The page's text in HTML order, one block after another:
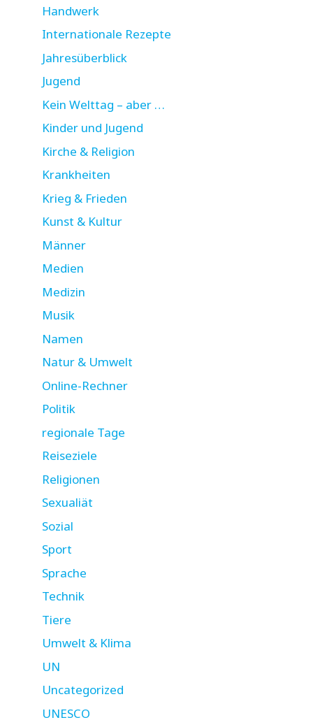
Handwerk
Internationale Rezepte
Jahresüberblick
Jugend
Kein Welttag – aber …
Kinder und Jugend
Kirche & Religion
Krankheiten
Krieg & Frieden
Kunst & Kultur
Männer
Medien
Medizin
Musik
Namen
Natur & Umwelt
Online-Rechner
Politik
regionale Tage
Reiseziele
Religionen
Sexualiät
Sozial
Sport
Sprache
Technik
Tiere
Umwelt & Klima
UN
Uncategorized
UNESCO